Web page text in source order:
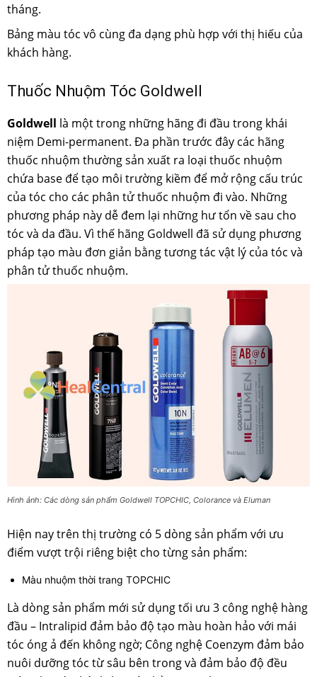
tháng.
Bảng màu tóc vô cùng đa dạng phù hợp với thị hiếu của
khách hàng.
Thuốc Nhuộm Tóc Goldwell
Goldwell là một trong những hãng đi đầu trong khái
niệm Demi-permanent. Đa phần trước đây các hãng
thuốc nhuộm thường sản xuất ra loại thuốc nhuộm
chứa base để tạo môi trường kiềm để mở rộng cấu trúc
của tóc cho các phân tử thuốc nhuộm đi vào. Những
phương pháp này dễ đem lại những hư tổn về sau cho
tóc và da đầu. Vì thế hãng Goldwell đã sử dụng phương
pháp tạo màu đơn giản bằng tương tác vật lý của tóc và
phân tử thuốc nhuộm.
Hình ảnh: Các dòng sản phẩm Goldwell TOPCHIC, Colorance và Eluman
Hiện nay trên thị trường có 5 dòng sản phẩm với ưu
điểm vượt trội riêng biệt cho từng sản phẩm:
Màu nhuộm thời trang TOPCHIC
Là dòng sản phẩm mới sử dụng tối ưu 3 công nghệ hàng
đầu – Intralipid đảm bảo độ tạo màu hoàn hảo với mái
tóc óng ả đến không ngờ; Công nghệ Coenzym đảm bảo
nuôi dưỡng tóc từ sâu bên trong và đảm bảo độ đều